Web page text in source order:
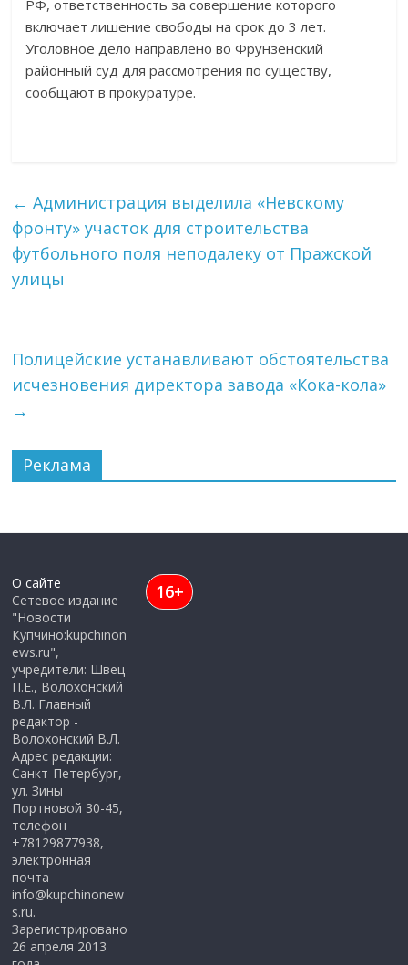
РФ, ответственность за совершение которого
включает лишение свободы на срок до 3 лет.
Уголовное дело направлено во Фрунзенский
районный суд для рассмотрения по существу,
сообщают в прокуратуре.
← Администрация выделила «Невскому
фронту» участок для строительства
футбольного поля неподалеку от Пражской
улицы
Полицейские устанавливают обстоятельства
исчезновения директора завода «Кока-кола»
→
Реклама
О сайте
Сетевое издание
"Новости
Купчино:kupchinon
ews.ru",
учредители: Швец
П.Е., Волохонский
В.Л. Главный
редактор -
Волохонский В.Л.
Адрес редакции:
Санкт-Петербург,
ул. Зины
Портновой 30-45,
телефон
+78129877938,
электронная
почта
info@kupchinonew
s.ru.
Зарегистрировано
26 апреля 2013
16+